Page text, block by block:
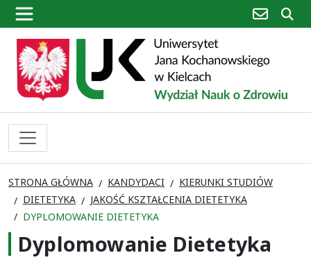
poczta
STRONA GŁÓWNA KANDYDACI
KIERUNKI STUDIÓW
DIETETYKA
JAKOŚĆ KSZTAŁCENIA DIETETYKA
DYPLOMOWANIE DIETETYKA
Dyplomowanie Dietetyka